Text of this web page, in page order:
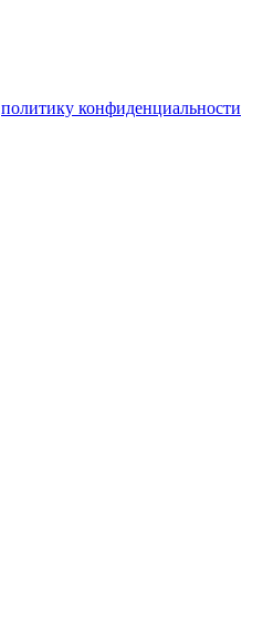
политику конфиденциальности